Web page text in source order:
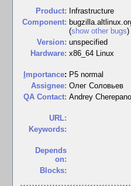
Product: Infrastructure
Component:
(show other bugs)
Version: unspecified
Hardware: x86_64 Linux
mportance: P5 normal
Assignee: Олег Соловьев
QA Contact: Andrey
URL:
Keywords:
Depends
on:
Blocks: